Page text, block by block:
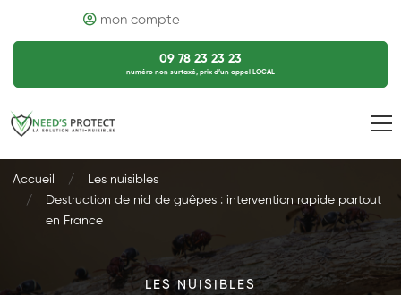
mon compte
09 78 23 23 23
numéro non surtaxé, prix d’un appel LOCAL
Accueil
Les nuisibles
Destruction de nid de guêpes : intervention rapide partout
en France
LES NUISIBLES